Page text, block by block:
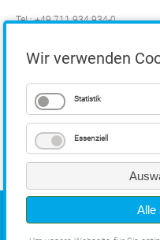
Tel.:+49 711 934 934-0
Wir verwenden
Statistik
Essenziell
Alle